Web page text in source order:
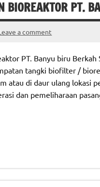
BIOREAKTOR PT.
a comment
PT. Banyu biru
tangki biofilter /
atau di daur ulang lokasi
dan pemeliharaan